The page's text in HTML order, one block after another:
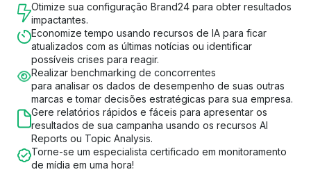
Otimize sua configuração Brand24 para obter resultados
impactantes.
Economize tempo usando recursos de IA para ficar
atualizados com as últimas notícias ou identificar
possíveis crises para reagir.
Realizar benchmarking de concorrentes
para analisar os dados de desempenho de suas outras
marcas e tomar decisões estratégicas para sua empresa.
Gere relatórios rápidos e fáceis para apresentar os
resultados de sua campanha usando os recursos AI
Reports ou Topic Analysis.
Torne-se um especialista certificado em monitoramento
de mídia em uma hora!